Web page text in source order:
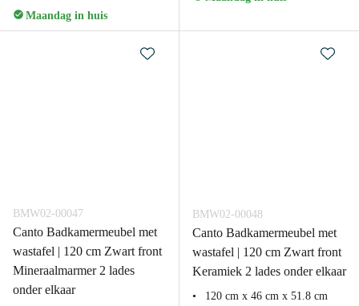
Maandag in huis
BMW02-00047
Canto Badkamermeubel met
wastafel | 120 cm Zwart front
Mineraalmarmer 2 lades
onder elkaar
BMW02-00048
Canto Badkamermeubel met
wastafel | 120 cm Zwart front
Keramiek 2 lades onder elkaar
120 cm x 46 cm x 51.8 cm